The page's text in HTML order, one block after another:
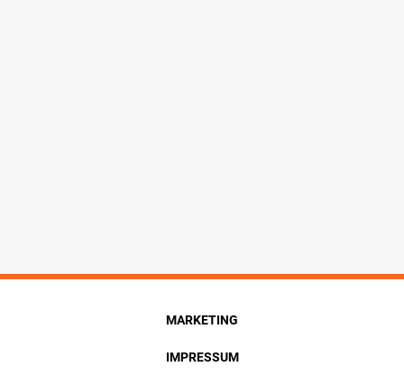
MARKETING
IMPRESSUM